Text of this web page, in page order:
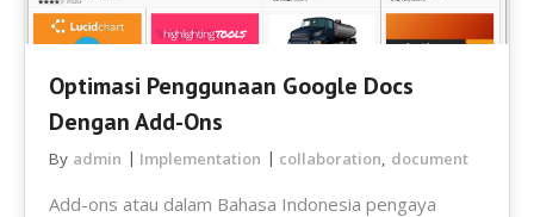
Optimasi Penggunaan Google Docs
Dengan Add-Ons
By admin Implementation collaboration, document
Add-ons atau dalam Bahasa Indonesia pengaya